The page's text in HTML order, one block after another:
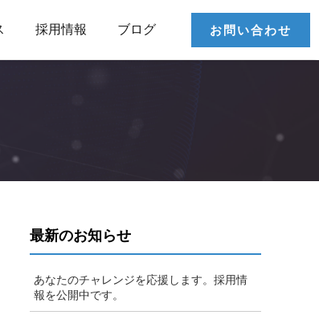
採用情報 ブログ お問い合わせ
最新のお知らせ
あなたのチャレンジを応援します。採用情
報を公開中です。